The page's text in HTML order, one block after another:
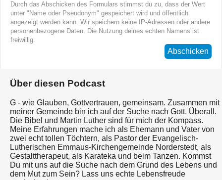
Durch das Abschicken des Formulars stimmst du zu, dass der Wert
unter "Name oder Pseudonym" gespeichert wird und öffentlich
angezeigt werden kann. Wir speichern keine IP-Adressen oder andere
personenbezogene Daten. Die Nutzung deines echten Namens ist
freiwillig.
Abschicken
Über diesen Podcast
G - wie Glauben, Gottvertrauen, gemeinsam. Zusammen mit
meiner Gemeinde bin ich auf der Suche nach Gott. Überall.
Die Bibel und Martin Luther sind für mich der Kompass.
Meine Erfahrungen mache ich als Ehemann und Vater von
zwei echt tollen Töchtern, als Pastor der Evangelisch-
Lutherischen Emmaus-Kirchengemeinde Norderstedt, als
Gestalttherapeut, als Karateka und beim Tanzen. Kommst
Du mit uns auf die Suche nach dem Grund des Lebens und
dem Mut zum Sein? Lass uns echte Lebensfreude